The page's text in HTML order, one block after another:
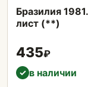
Бразилия
лист (**)
435₽
✓ в наличии